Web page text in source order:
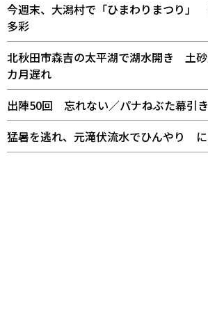
今週末、大潟村で「ひまわりまつり」
多彩
北秋田市森吉の太平湖で湖水開き 土
カ月遅れ
出陣50回 忘れない／パナねぶた幕引
猛暑を逃れ、元滝伏流水でひんやり